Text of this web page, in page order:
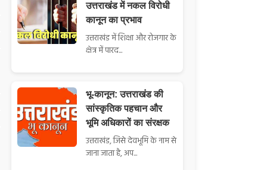
उत्तराखंड में नकल विरोधी
कानून का प्रभाव
उत्तराखंड में शिक्षा और रोजगार के
क्षेत्र में पारद...
भू-कानून: उत्तराखंड की
सांस्कृतिक पहचान और
भूमि अधिकारों का संरक्षक
उत्तराखंड, जिसे देवभूमि के नाम से
जाना जाता है, अप...